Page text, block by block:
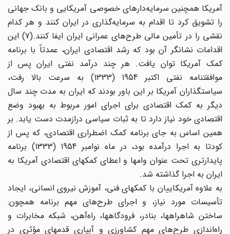
آمریکا همچنین سرمایه‌دارهای خصوصی آمریکایی و بانک جهانی
را تشویق کرد تا اقدام به سرمایه‌گذاری در ایران کنند و هر کدام
نقشی را در تأمین مالی طرح‌های عمرانی ایران ایفا کنند.(7) این
اقدامات نشانگر آن بود که رشد اقتصادی ایران،‌ عمدتاً با برنامه
کمک آمریکا توان یافت. هر چند درآمد نفتی ایران پس از
موافقتنامه نفتی اکتبر 1954 (1333) به سرعت بالا رفت،
سیاستگذاران آمریکا بر این باور بودند که ایران به مدت چند سال
دیگر به کمک اقتصادی برای اجرای امور مربوط به بهبود وضع
اقتصادی خود نیاز دارد تا به ثبات سیاسی درازمدت دست یابد. بر
همین اساس به جای برنامه کمک اضطراری اقتصادی، که پس از
کودتا به اجرا درآمده بود، در ماه نوامبر 1954 (1333) برنامه
پایدارتری تحت عنوان وامها و اعطای کمکهای اقتصادی آمریکا به
ایران به اجرا گذاشته شد.
به علاوه آمریکاییان با کمکهای فنی، آموزش نیروی انسانی، ایجاد
تأسیسات مورد نیاز، و اجرای طرح‌های مهم برنامه همچون:
ساختن شاهراهها، بنادر، فرودگاهها، راه‌آهن، شبکه مخابرات و
راه‌اندازی طرح‌های مهم کشاورزی و آبیاری قدمهای مؤثری در